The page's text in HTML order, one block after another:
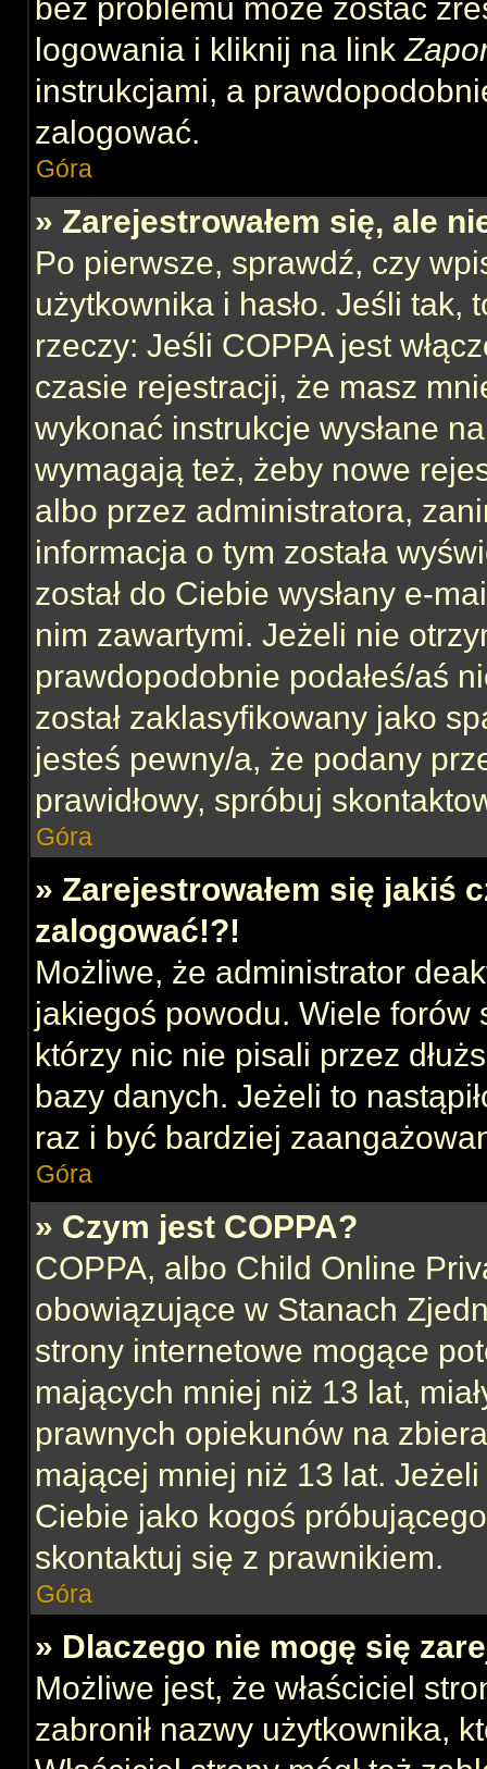
bez problemu może zostać
logowania i kliknij na link
instrukcjami, a
zalogować.
Góra
» Zarejestrowałem się, ale
Po pierwsze, sprawdź, czy
użytkownika i hasło. Jeśli tak,
rzeczy: Jeśli COPPA jest
czasie rejestracji, że masz
wykonać instrukcje wysłane
wymagają też, żeby nowe
albo przez administratora,
informacja o tym została
został do Ciebie wysłany e-
nim zawartymi. Jeżeli nie
prawdopodobnie podałeś/aś
został zaklasyfikowany jako
jesteś pewny/a, że podany
prawidłowy, spróbuj
Góra
» Zarejestrowałem się jakiś
zalogować!?!
Możliwe, że administrator
jakiegoś powodu. Wiele forów
którzy nic nie pisali przez
bazy danych. Jeżeli to
raz i być bardziej
Góra
» Czym jest COPPA?
COPPA, albo Child Online
obowiązujące w Stanach
strony internetowe mogące
mających mniej niż 13 lat,
prawnych opiekunów na
mającej mniej niż 13 lat.
Ciebie jako kogoś
skontaktuj się z prawnikiem.
Góra
» Dlaczego nie mogę się
Możliwe jest, że właściciel
zabronił nazwy użytkownika,